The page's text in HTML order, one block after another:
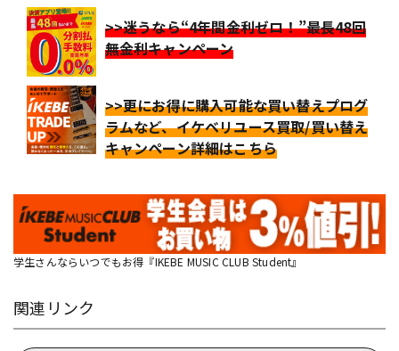
>>迷うなら“4年間金利ゼロ！”最長48回
無金利キャンペーン
>>更にお得に購入可能な買い替えプログ
ラムなど、イケベリユース買取/買い替え
キャンペーン詳細はこちら
学生さんならいつでもお得『IKEBE MUSIC CLUB Student』
関連リンク